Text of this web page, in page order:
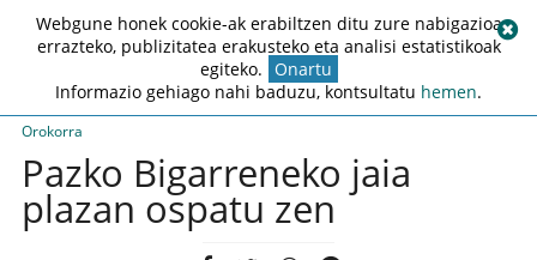
Orokorra
Pazko Bigarreneko jaia
plazan ospatu zen
Webgune honek cookie-ak erabiltzen ditu zure nabigazioa
errazteko, publizitatea erakusteko eta analisi estatistikoak
egiteko. Onartu
Informazio gehiago nahi baduzu, kontsultatu hemen.